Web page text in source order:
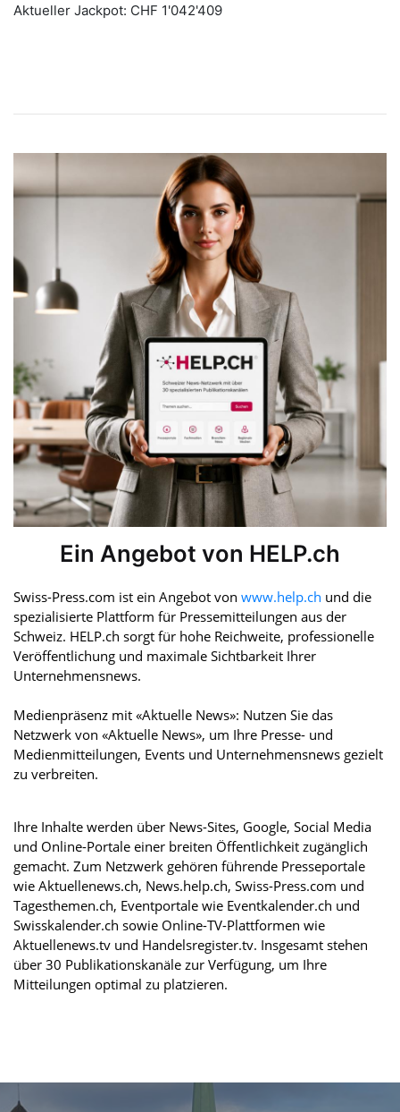
Ein Angebot von HELP.ch
Swiss-Press.com ist ein Angebot von www.help.ch und die
spezialisierte Plattform für Pressemitteilungen aus der
Schweiz. HELP.ch sorgt für hohe Reichweite, professionelle
Veröffentlichung und maximale Sichtbarkeit Ihrer
Unternehmensnews.
Medienpräsenz mit «Aktuelle News»: Nutzen Sie das
Netzwerk von «Aktuelle News», um Ihre Presse- und
Medienmitteilungen, Events und Unternehmensnews gezielt
zu verbreiten.
Ihre Inhalte werden über News-Sites, Google, Social Media
und Online-Portale einer breiten Öffentlichkeit zugänglich
gemacht. Zum Netzwerk gehören führende Presseportale
wie Aktuellenews.ch, News.help.ch, Swiss-Press.com und
Tagesthemen.ch, Eventportale wie Eventkalender.ch und
Swisskalender.ch sowie Online-TV-Plattformen wie
Aktuellenews.tv und Handelsregister.tv. Insgesamt stehen
über 30 Publikationskanäle zur Verfügung, um Ihre
Mitteilungen optimal zu platzieren.